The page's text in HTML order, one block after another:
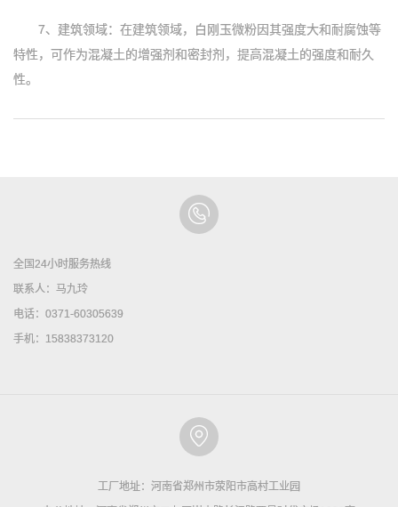
7、建筑领域：在建筑领域，白刚玉微粉因其强度大和耐腐蚀等
特性，可作为混凝土的增强剂和密封剂，提高混凝土的强度和耐久
性。
全国24小时服务热线
联系人：马九玲
电话：0371-60305639
手机：15838373120
工厂地址：河南省郑州市荥阳市高村工业园